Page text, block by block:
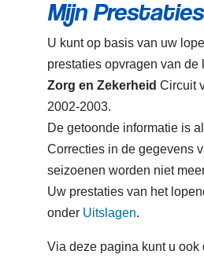
Mijn Prestaties
U kunt op basis van uw
prestaties opvragen van de
Zorg en Zekerheid Circuit
2002-2003.
De getoonde informatie is
Correcties in de gegevens
seizoenen worden niet
Uw prestaties van het
onder Uitslagen.
Via deze pagina kunt u ook